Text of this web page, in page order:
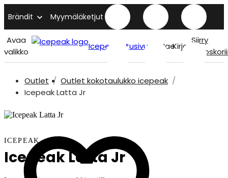
Brändit Myymäläketjut
Avaa
valikko
Icepeak etusivu HaeKirjaudu
Siirry
Outlet
Outlet kokotaulukko icepeak
Icepeak Latta Jr
ICEPEAK
Icepeak Latta Jr